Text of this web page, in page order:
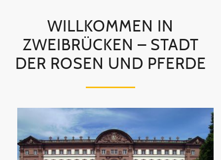
WILLKOMMEN IN
ZWEIBRÜCKEN – STADT
DER ROSEN UND PFERDE